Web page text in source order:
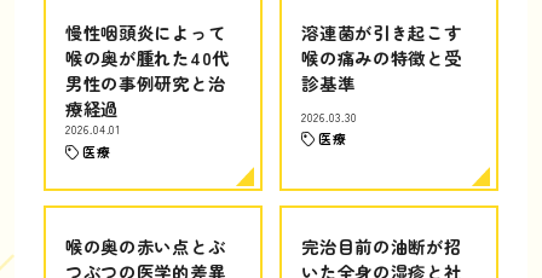
慢性咽頭炎によって
喉の奥が腫れた40代
男性の事例研究と治
療経過
2026.04.01
医療
溶連菌が引き起こす
喉の痛みの特徴と受
診基準
2026.03.30
医療
喉の奥の赤い点とぶ
つぶつの医学的差異
完治目前の油断が招
いた全身の湿疹と社